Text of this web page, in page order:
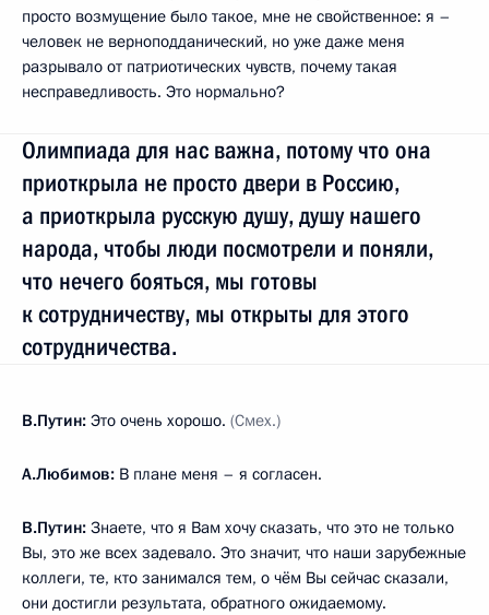
просто возмущение было такое, мне не свойственное: я –
человек не верноподданический, но уже даже меня
разрывало от патриотических чувств, почему такая
несправедливость. Это нормально?
Олимпиада для нас важна, потому что она
приоткрыла не просто двери в Россию,
а приоткрыла русскую душу, душу нашего
народа, чтобы люди посмотрели и поняли,
что нечего бояться, мы готовы
к сотрудничеству, мы открыты для этого
сотрудничества.
В.Путин: Это очень хорошо. (Смех.)
А.Любимов: В плане меня – я согласен.
В.Путин: Знаете, что я Вам хочу сказать, что это не только
Вы, это же всех задевало. Это значит, что наши зарубежные
коллеги, те, кто занимался тем, о чём Вы сейчас сказали,
они достигли результата, обратного ожидаемому.